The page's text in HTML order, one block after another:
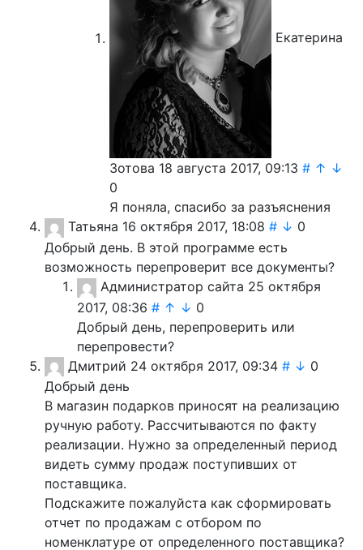
Екатерина
Зотова 18 августа 2017, 09:13 # ↑ ↓
0
Я поняла, спасибо за разъяснения
Татьяна 16 октября 2017, 18:08 # ↓ 0
Добрый день. В этой программе есть
возможность перепроверит все документы?
Администратор сайта 25 октября
2017, 08:36 # ↑ ↓ 0
Добрый день, перепроверить или
перепровести?
Дмитрий 24 октября 2017, 09:34 # ↓ 0
Добрый день
В магазин подарков приносят на реализацию
ручную работу. Рассчитываются по факту
реализации. Нужно за определенный период
видеть сумму продаж поступивших от
поставщика.
Подскажите пожалуйста как сформировать
отчет по продажам с отбором по
номенклатуре от определенного поставщика?